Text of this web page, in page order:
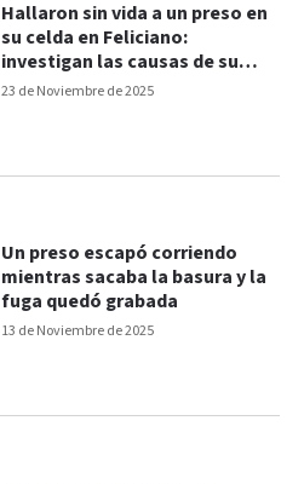
23 de Noviembre de 2025
Hallaron sin vida a un preso en
su celda en Feliciano:
investigan las causas de su
muerte
13 de Noviembre de 2025
Un preso escapó corriendo
mientras sacaba la basura y la
fuga quedó grabada